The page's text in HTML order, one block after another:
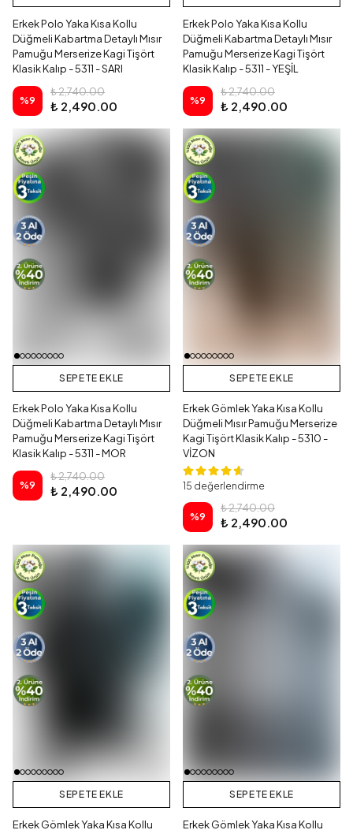
Erkek Polo Yaka Kısa Kollu
Düğmeli Kabartma Detaylı Mısır
Pamuğu Merserize Kagi Tişört
Klasik Kalıp - 5311 - SARI
%9
₺ 2,740.00
₺ 2,490.00
Erkek Polo Yaka Kısa Kollu
Düğmeli Kabartma Detaylı Mısır
Pamuğu Merserize Kagi Tişört
Klasik Kalıp - 5311 - YEŞİL
%9
₺ 2,740.00
₺ 2,490.00
SEPETE EKLE
Erkek Polo Yaka Kısa Kollu
Düğmeli Kabartma Detaylı Mısır
Pamuğu Merserize Kagi Tişört
Klasik Kalıp - 5311 - MOR
%9
₺ 2,740.00
₺ 2,490.00
SEPETE EKLE
Erkek Gömlek Yaka Kısa Kollu
Düğmeli Mısır Pamuğu Merserize
Kagi Tişört Klasik Kalıp - 5310 -
VİZON
15 değerlendirme
%9
₺ 2,740.00
₺ 2,490.00
SEPETE EKLE
Erkek Gömlek Yaka Kısa Kollu
SEPETE EKLE
Erkek Gömlek Yaka Kısa Kollu